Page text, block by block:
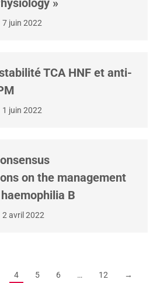
»
7 juin 2022
TCA HNF et anti-
1 juin 2022
on the management
B
2 avril 2022
4 5 6 … 12 →